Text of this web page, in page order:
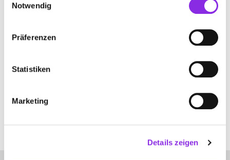
Notwendig
Präferenzen
Statistiken
Marketing
Details zeigen
RAIFFEISEN-WARENGENOSSENSCHAFT
Bahnhofstraße 53